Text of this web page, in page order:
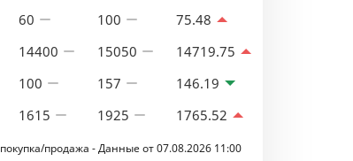
60 100 75.48
14400 15050 14719.75
100 157 146.19
1615 1925 1765.52
покупка/продажа - Данные от 07.08.2026 11:00